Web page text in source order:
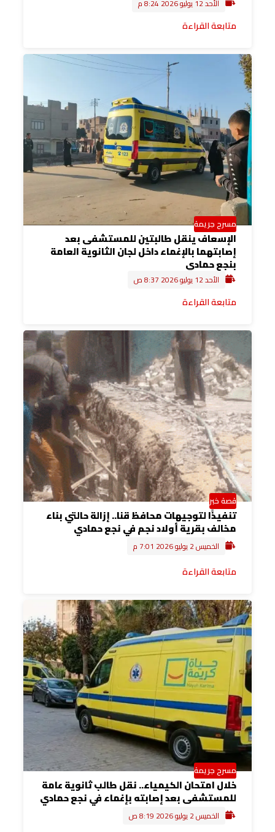
الأحد 12 يوليو 2026 8:24 م
متابعة القراءة
مسرح جريمة
الإسعاف ينقل طالبتين للمستشفى بعد
إصابتهما بالإغماء داخل لجان الثانوية العامة
بنجع حمادي
الأحد 12 يوليو 2026 8:37 ص
متابعة القراءة
قصة خبر
تنفيذًا لتوجيهات محافظ قنا.. إزالة حالتي بناء
مخالف بقرية أولاد نجم في نجع حمادي
الخميس 2 يوليو 2026 7:01 م
متابعة القراءة
مسرح جريمة
خلال امتحان الكيمياء.. نقل طالب ثانوية عامة
للمستشفى بعد إصابته بإغماء في نجع حمادي
الخميس 2 يوليو 2026 8:19 ص